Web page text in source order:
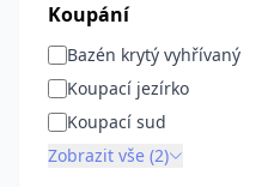
Koupání
Bazén krytý vyhřívaný
Koupací jezírko
Koupací sud
Zobrazit vše (2)